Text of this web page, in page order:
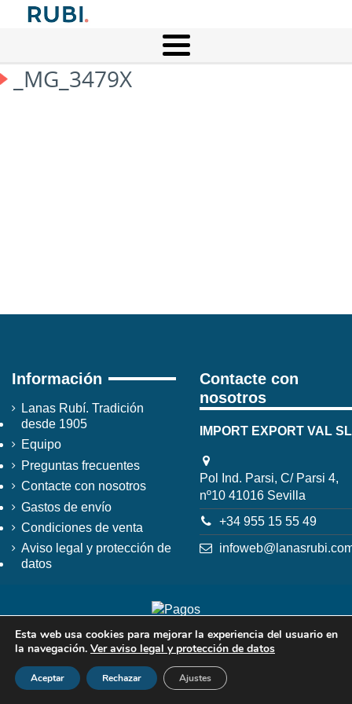
_MG_3479X
Información
Lanas Rubí. Tradición
desde 1905
Equipo
Preguntas frecuentes
Contacte con nosotros
Gastos de envío
Condiciones de venta
Aviso legal y protección de
datos
Contacte con
nosotros
IMPORT EXPORT VAL SL
Pol Ind. Parsi, C/ Parsi 4,
nº10 41016 Sevilla
+34 955 15 55 49
Esta web usa cookies para mejorar la experiencia del usuario en
la navegación. Ver aviso legal y protección de datos
Aceptar Rechazar Ajustes